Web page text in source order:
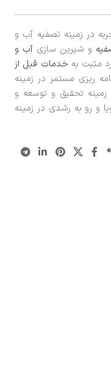
در زمینه تصفیه آب و
و شیرین سازی آب و
مثبت به خدمات قبل از
ریزی مستمر در زمینه
زمینه تحقیق و توسعه و
و رو به رشدی در زمینه